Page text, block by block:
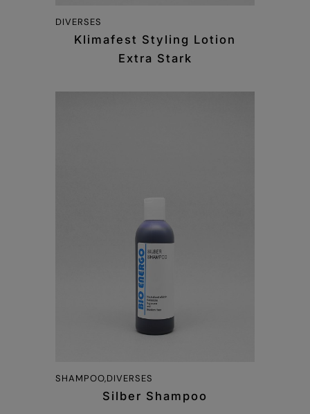
DIVERSES
Klimafest Styling Lotion
Extra Stark
SHAMPOO,DIVERSES
Silber Shampoo